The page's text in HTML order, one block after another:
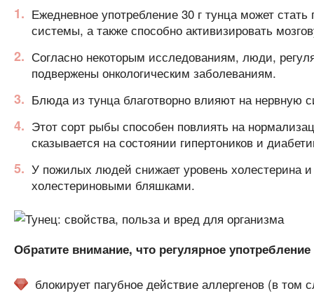
Ежедневное употребление 30 г тунца может
системы, а также способно активизировать
Согласно некоторым исследованиям, люди,
подвержены онкологическим заболеваниям.
Блюда из тунца благотворно влияют на нервную
Этот сорт рыбы способен повлиять на
сказывается на состоянии гипертоников и
У пожилых людей снижает уровень холестерина
холестериновыми бляшками.
Обратите внимание, что регулярное
блокирует пагубное действие аллергенов (в